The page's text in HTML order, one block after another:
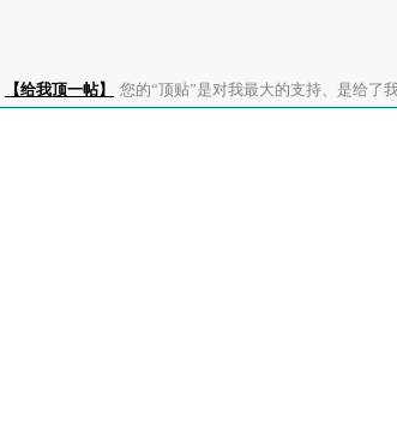
【给我顶一帖】 您的“顶贴”是对我最大的支持、是给了